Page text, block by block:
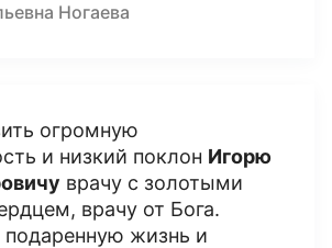
Ногаева
огромную
и низкий поклон Игорю
врачу с золотыми
врачу от Бога.
подаренную жизнь и